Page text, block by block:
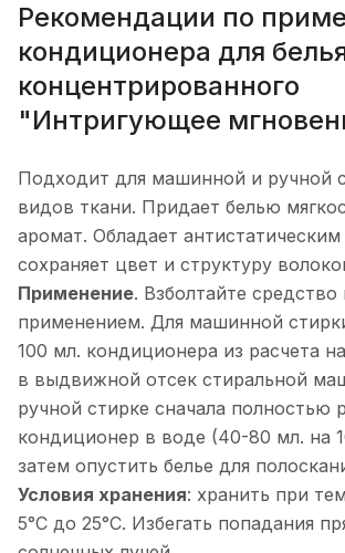
Рекомендации по
кондиционера для
концентрированного
"Интригующее
Подходит для машинной и ручной
видов ткани. Придает белью
аромат. Обладает
сохраняет цвет и структуру
Применение. Взболтайте средство
применением. Для машинной
100 мл. кондиционера из расчета
в выдвижной отсек стиральной
ручной стирке сначала полностью
кондиционер в воде (40-80 мл. на
затем опустить белье для
Условия хранения: хранить при
5°С до 25°C. Избегать попадания